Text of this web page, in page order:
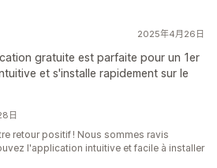
2025年4月26日
gratuite est parfaite pour un 1er
et s'installe rapidement sur le
日
retour positif ! Nous sommes ravis
l'application intuitive et facile à installer